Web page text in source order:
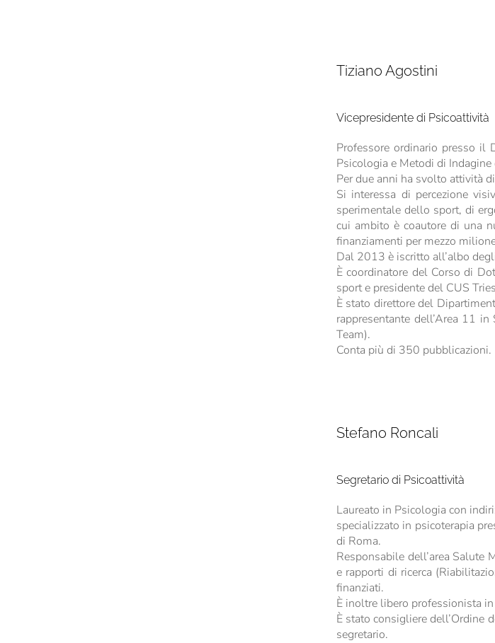
Tiziano Agostini
Vicepresidente di Psicoattività
Professore ordinario presso il
Psicologia e Metodi di
Per due anni ha svolto attività
Si interessa di percezione
sperimentale dello sport, di
cui ambito è coautore di una
finanziamenti per mezzo
Dal 2013 è iscritto all’albo
È coordinatore del Corso di
sport e presidente del CUS
È stato direttore del
rappresentante dell’Area 11
Team).
Conta più di 350 pubblicazioni.
Stefano Roncali
Segretario di Psicoattività
Laureato in Psicologia con
specializzato in psicoterapia
di Roma.
Responsabile dell’area Salute
e rapporti di ricerca
finanziati.
È inoltre libero professionista
È stato consigliere
segretario.